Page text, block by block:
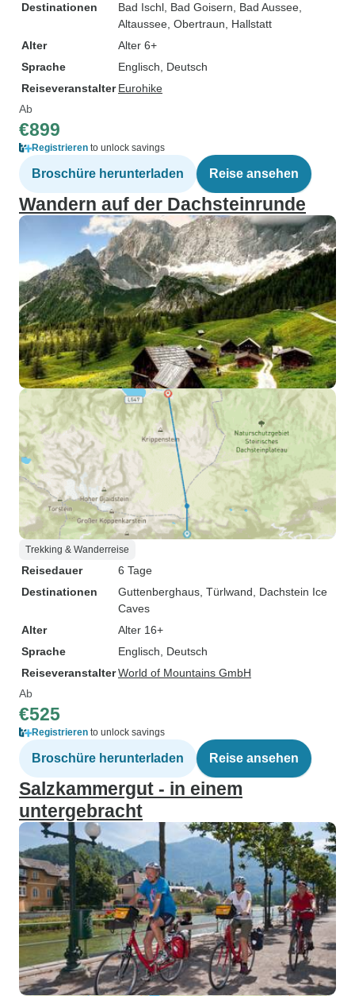
Destinationen
Bad Ischl , Bad Goisern , Bad Aussee
Altaussee , Obertraun , Hallstatt
Alter
Alter 6+
Sprache
Englisch, Deutsch
Reiseveranstalter Eurohike
Ab
€899
Registrieren to unlock savings
Broschüre herunterladen Reise ansehen
Wandern auf der Dachsteinrunde
Trekking & Wanderreise
Reisedauer
6 Tage
Destinationen
Guttenberghaus , Türlwand , Dachstein Ice
Caves
Alter
Alter 16+
Sprache
Englisch, Deutsch
ReiseveranstalterWorld of Mountains GmbH
Ab
€525
Registrieren to unlock savings
Broschüre herunterladen Reise ansehen
Salzkammergut - in einem
untergebracht